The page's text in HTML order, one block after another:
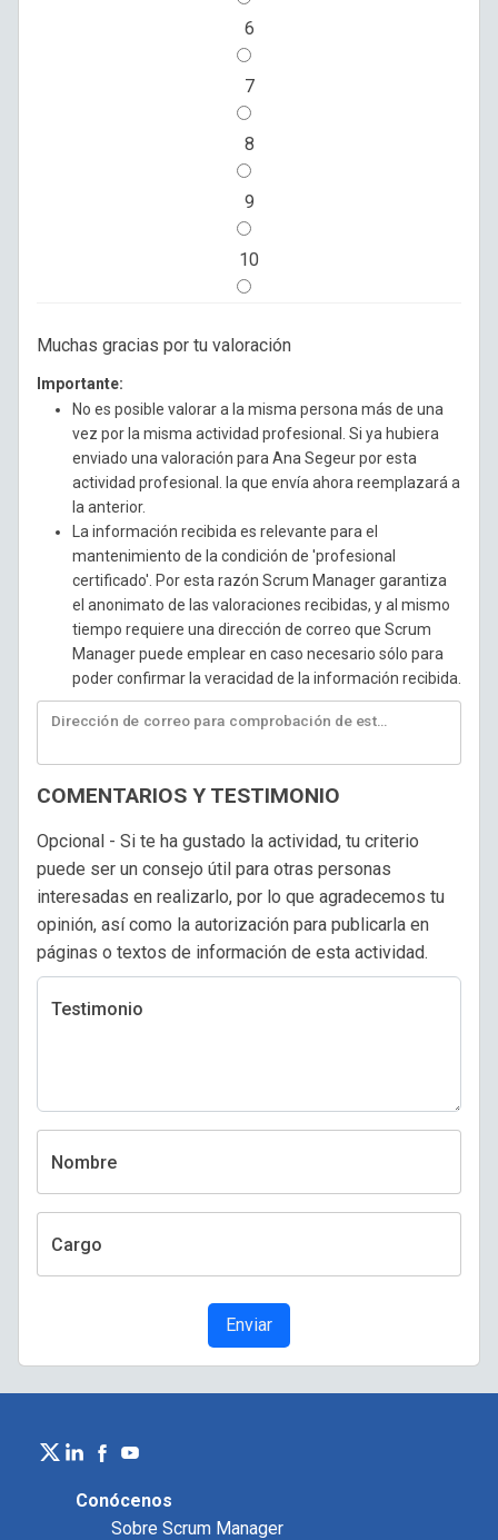
6
7
8
9
10
Muchas gracias por tu valoración
Importante:
No es posible valorar a la misma persona más de una
vez por la misma actividad profesional. Si ya hubiera
enviado una valoración para Ana Segeur por esta
actividad profesional. la que envía ahora reemplazará a
la anterior.
La información recibida es relevante para el
mantenimiento de la condición de 'profesional
certificado'. Por esta razón Scrum Manager garantiza
el anonimato de las valoraciones recibidas, y al mismo
tiempo requiere una dirección de correo que Scrum
Manager puede emplear en caso necesario sólo para
poder confirmar la veracidad de la información recibida.
COMENTARIOS Y TESTIMONIO
Opcional - Si te ha gustado la actividad, tu criterio
puede ser un consejo útil para otras personas
interesadas en realizarlo, por lo que agradecemos tu
opinión, así como la autorización para publicarla en
páginas o textos de información de esta actividad.
Testimonio
Nombre
Cargo
Enviar
Conócenos
Sobre Scrum Manager